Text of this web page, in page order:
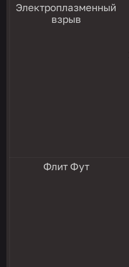
Электроплазменный
взрыв
Флит Фут